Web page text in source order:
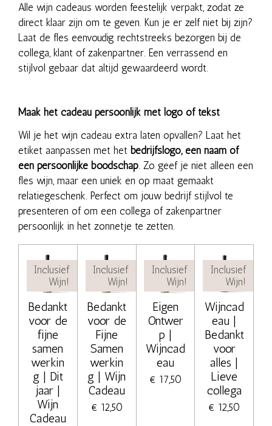
Alle wijn cadeaus worden feestelijk verpakt, zodat ze
direct klaar zijn om te geven. Kun je er zelf niet bij zijn?
Laat de fles eenvoudig rechtstreeks bezorgen bij de
collega, klant of zakenpartner. Een verrassend en
stijlvol gebaar dat altijd gewaardeerd wordt.
Maak het cadeau persoonlijk met logo of tekst
Wil je het wijn cadeau extra laten opvallen? Laat het
etiket aanpassen met het bedrijfslogo, een naam of
een persoonlijke boodschap. Zo geef je niet alleen een
fles wijn, maar een uniek en op maat gemaakt
relatiegeschenk. Perfect om jouw bedrijf stijlvol te
presenteren of om een collega of zakenpartner
persoonlijk in het zonnetje te zetten.
Inclusief
Wijn!
Bedankt
voor de
fijne
samen
werkin
g | Dit
jaar |
Wijn
Cadeau
Inclusief
Wijn!
Bedankt
voor de
Fijne
Samen
werkin
g | Wijn
Cadeau
€ 12,50
Inclusief
Wijn!
Eigen
Ontwer
p |
Wijncad
eau
€ 17,50
Inclusief
Wijn!
Wijncad
eau |
Bedankt
voor
alles |
Lieve
collega
€ 12,50